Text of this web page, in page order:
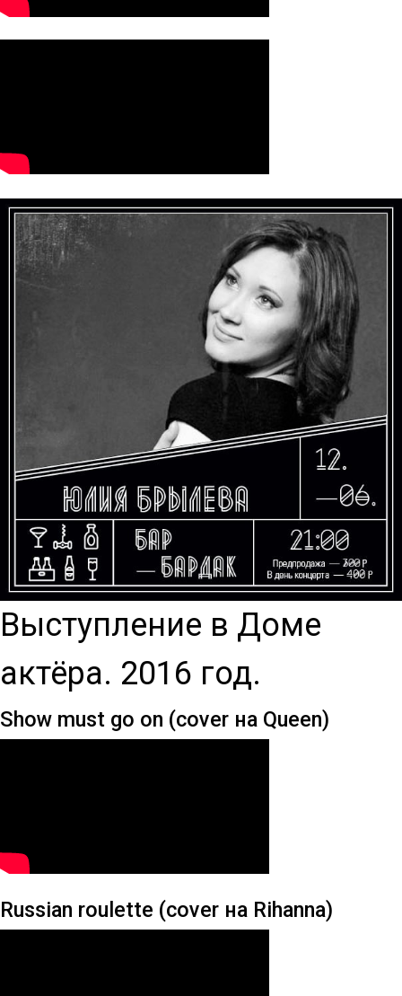
Выступление в Доме
актёра. 2016 год.
Show must go on (cover на Queen)
Russian roulette (cover на Rihanna)